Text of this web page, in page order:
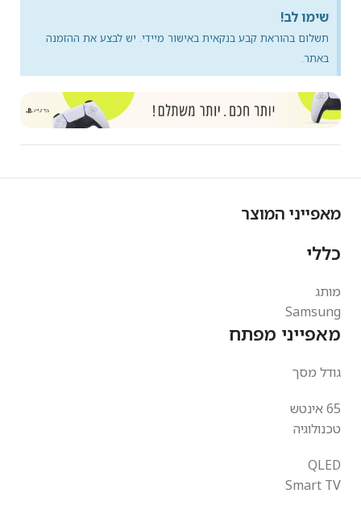
שימו לב!
תשלום בהוראת קבע בנקאית באישור מיידי. יש לבצע את ההזמנה
באתר.
מאפייני המוצר
כללי
מותג
Samsung
מאפייני מפתח
גודל מסך
65 אינטש
טכנולוגיה
QLED
Smart TV